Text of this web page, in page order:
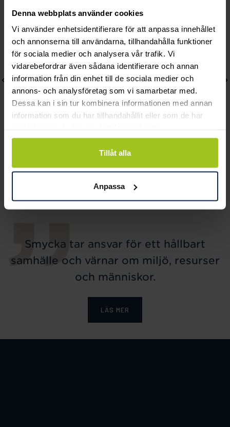
Denna webbplats använder cookies
Vi använder enhetsidentifierare för att anpassa innehållet
och annonserna till användarna, tillhandahålla funktioner
för sociala medier och analysera vår trafik. Vi
vidarebefordrar även sådana identifierare och annan
information från din enhet till de sociala medier och
annons- och analysföretag som vi samarbetar med.
Dessa kan i sin tur kombinera informationen med annan
information som du har tillhandahållit eller som de har
Tillåt alla
Anpassa
Charm-halsband med en
Thomas Sabo
Halsband pärla med vit
Pris
2 599 kr
Smycka tar ansvar för ett hållbart
samhälle och värnar om miljö, resurser
och människor.
LÄS MER